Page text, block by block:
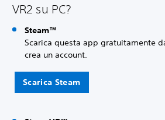
VR2 su PC?
Steam™
Scarica questa app gratuitamente
crea un account.
Scarica Steam